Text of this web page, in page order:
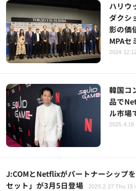
ハリウ
ダクシ
影の価
MPAセ
韓国コ
品で
ル市場
2025.4.18
J:COMとNetflixがパートナーシップ
セット」が3月5日登場
2025.2.27 Thu